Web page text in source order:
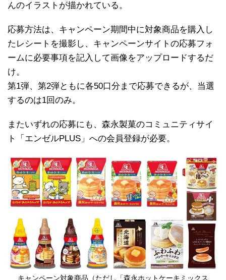
んのイラストが描かれている。
応募方法は、キャンペーン期間中に対象商品を購入し
たレシートを撮影し、キャンペーンサイトの応募フォ
ームに必要事項を記入して画像をアップロードするだ
け。
第1弾、第2弾ともに各50口分まで応募できるが、当選
するのは1回のみ。
またいずれの応募にも、森永製菓のコミュニティサイ
ト「エンゼルPLUS」への会員登録が必要。
キャンペーン対象商品（ただし「森永ホットケーキミックス